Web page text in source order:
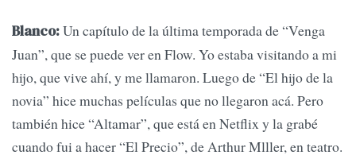
Blanco:Un capítulo de la última temporada de “Venga
Juan”, que se puede ver en Flow. Yo estaba visitando a mi
hijo, que vive ahí, y me llamaron. Luego de “El hijo de la
novia” hice muchas películas que no llegaron acá. Pero
también hice “Altamar”, que está en Netflix y la grabé
cuando fui a hacer “El Precio”, de Arthur Mlller, en teatro.